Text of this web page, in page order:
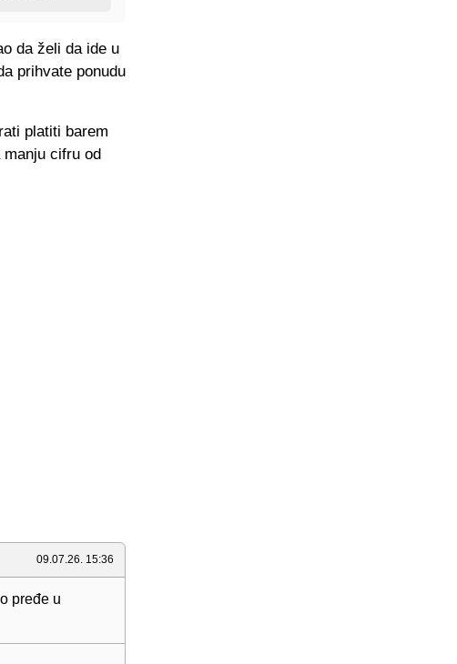
da želi da ide u
prihvate ponudu
platiti barem
cifru od
09.07.26. 15:36
pređe u